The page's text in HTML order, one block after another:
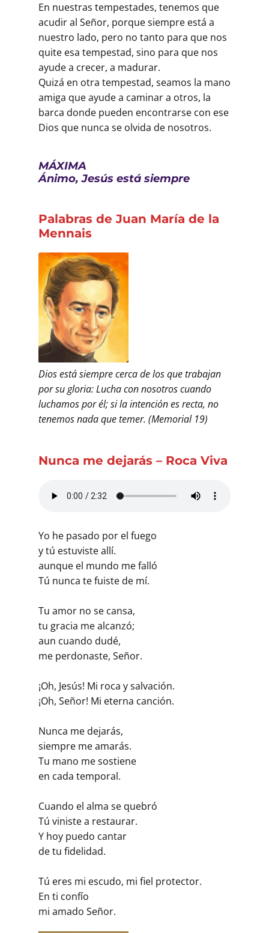
En nuestras tempestades, tenemos que
acudir al Señor, porque siempre está a
nuestro lado, pero no tanto para que nos
quite esa tempestad, sino para que nos
ayude a crecer, a madurar.
Quizá en otra tempestad, seamos la mano
amiga que ayude a caminar a otros, la
barca donde pueden encontrarse con ese
Dios que nunca se olvida de nosotros.
MÁXIMA
Ánimo, Jesús está siempre
Palabras de Juan María de la
Mennais
Dios está siempre cerca de los que trabajan
por su gloria: Lucha con nosotros cuando
luchamos por él; si la intención es recta, no
tenemos nada que temer. (Memorial 19)
Nunca me dejarás – Roca Viva
Yo he pasado por el fuego
y tú estuviste allí.
aunque el mundo me falló
Tú nunca te fuiste de mí.
Tu amor no se cansa,
tu gracia me alcanzó;
aun cuando dudé,
me perdonaste, Señor.
¡Oh, Jesús! Mi roca y salvación.
¡Oh, Señor! Mi eterna canción.
Nunca me dejarás,
siempre me amarás.
Tu mano me sostiene
en cada temporal.
Cuando el alma se quebró
Tú viniste a restaurar.
Y hoy puedo cantar
de tu fidelidad.
Tú eres mi escudo, mi fiel protector.
En ti confío
mi amado Señor.